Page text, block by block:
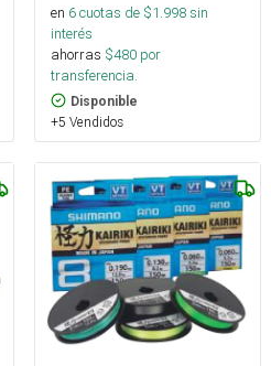
en 6cuotas de $1.998sin
interés
ahorras $480 por
transferencia.
Disponible
+5 Vendidos